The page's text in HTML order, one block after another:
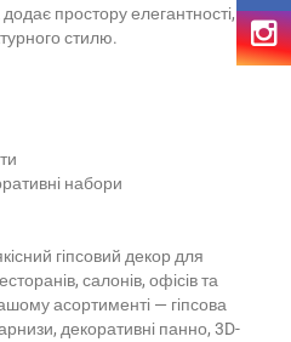
простору елегантності,
стилю.
набори
гіпсовий декор для
салонів, офісів та
асортименті — гіпсова
декоративні панно, 3D-